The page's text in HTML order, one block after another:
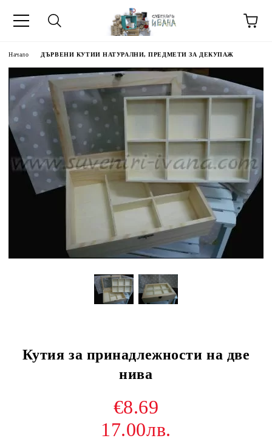
ЗА
Начало ДЪРВЕНИ КУТИИ НАТУРАЛНИ, ПРЕДМЕТИ ЗА ДЕКУПАЖ
Кутия за принадлежности на две
нива
€8.69
17.00лв.